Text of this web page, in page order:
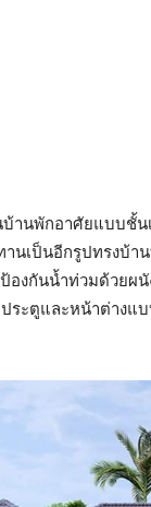
านพักอาศัยแบบชั้น
านเป็นอีกรูปทรงบ้
องกันน้ำท่วมด้วยผ
ะตูและหน้าต่างแบ